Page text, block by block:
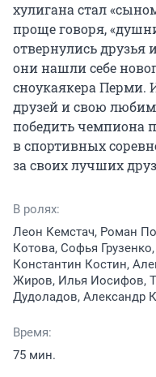
хулигана стал
проще говоря,
отвернулись друзья
они нашли себе
сноукаякера Перми.
друзей и свою
победить чемпиона
в спортивных
за своих лучших
В ролях:
Леон Кемстач, Роман
Котова, Софья
Константин Костин,
Жиров, Илья Иосифов,
Дудоладов, Александр
Время:
75 мин.